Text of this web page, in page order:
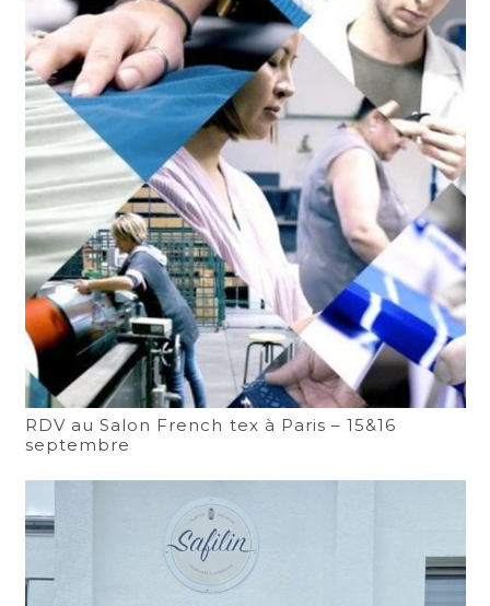
RDV au Salon French tex à Paris – 15&16
septembre